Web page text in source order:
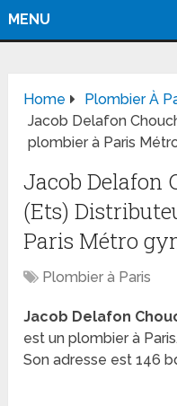
MENU
Home
Plombier À
Jacob Delafon
plombier à Paris
Jacob Delafon
(Ets)
Paris Métro
Plombier à Paris
Jacob Delafon
est un plombier à
Son adresse est 146